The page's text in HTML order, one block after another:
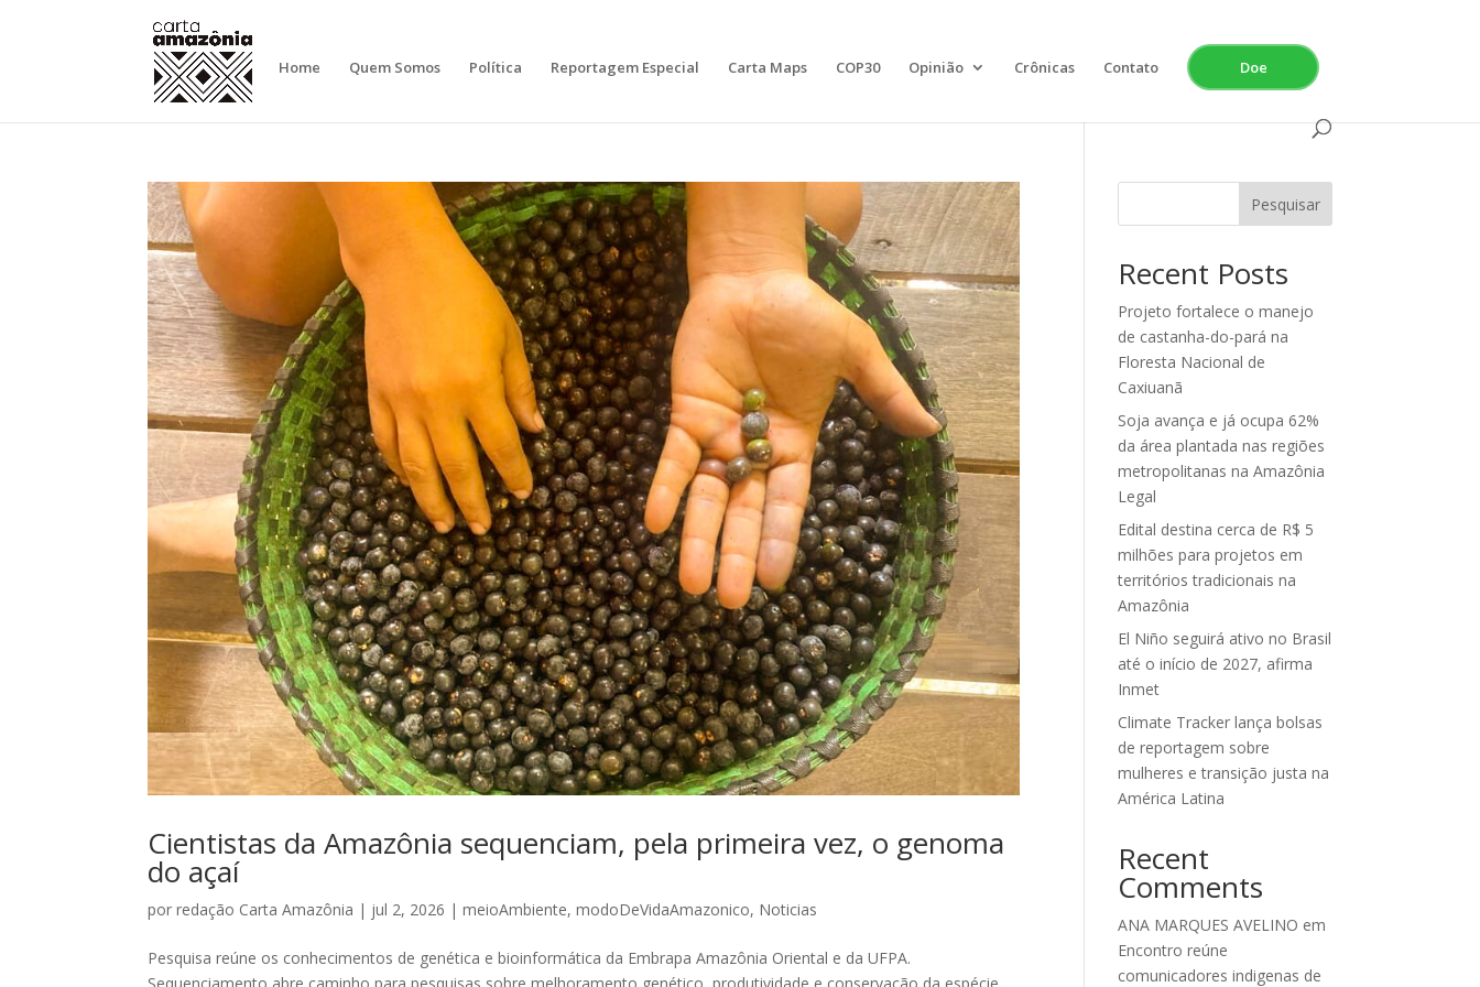
Home Quem Somos Política Reportagem Especial Carta Maps COP30 Opinião Crônicas Contato Doe
Cientistas da Amazônia sequenciam, pela primeira vez, o genoma
do açaí
porredação Carta Amazônia | jul 2, 2026 |meioAmbiente,modoDeVidaAmazonico, Noticias
Pesquisa reúne os conhecimentos de genética e bioinformática da Embrapa Amazônia Oriental e da UFPA.
Sequenciamento abre caminho para pesquisas sobre melhoramento genético, produtividade e conservação da espécie.
Pesquisar
Recent Posts
Projeto fortalece o manejo
de castanha-do-pará na
Floresta Nacional de
Caxiuanã
Soja avança e já ocupa 62%
da área plantada nas regiões
metropolitanas na Amazônia
Legal
Edital destina cerca de R$ 5
milhões para projetos em
territórios tradicionais na
Amazônia
El Niño seguirá ativo no Brasil
até o início de 2027, afirma
Inmet
Climate Tracker lança bolsas
de reportagem sobre
mulheres e transição justa na
América Latina
Recent
Comments
ANA MARQUES AVELINO em
Encontro reúne
comunicadores indigenas de